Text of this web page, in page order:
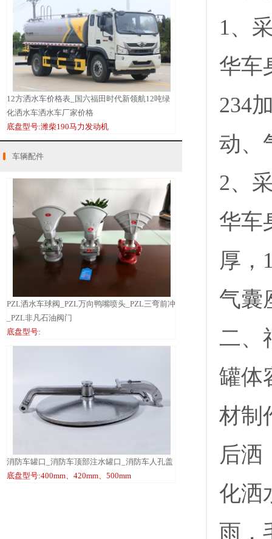
12方洒水车价格表_国六福田时代新领航12吨绿
化洒水车洒水车厂家价格
底盘型号:潍柴190马力发动机
车辆配件
PZL洒水车球阀_PZL万向鸭嘴喷头_PZL三弯前冲
_PZL非凡石油阀门
底盘型号:
消防车罐口_消防车顶部注水罐口_消防车人孔盖
底盘型号:400mm、420mm、500mm
1、
华车
234
动、
2、
华车
厚，
气囊
二、
罐体
材制
后洒
化洒
雨，